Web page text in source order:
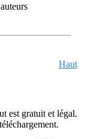
Haut
est gratuit et légal.